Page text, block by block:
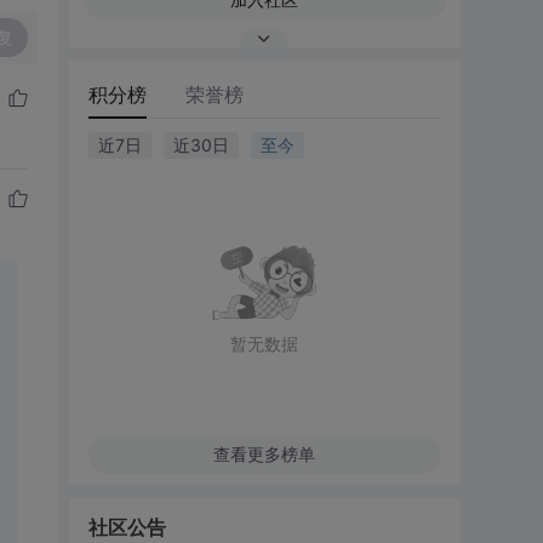
积分榜 荣誉榜
近7日 近30日 至今
暂无数据
查看更多榜单
社区公告